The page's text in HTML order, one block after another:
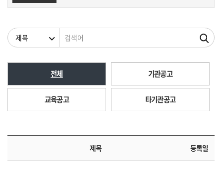
검색조건 검색어
전체 기관공고
교육공고 타기관공고
제목 등록일